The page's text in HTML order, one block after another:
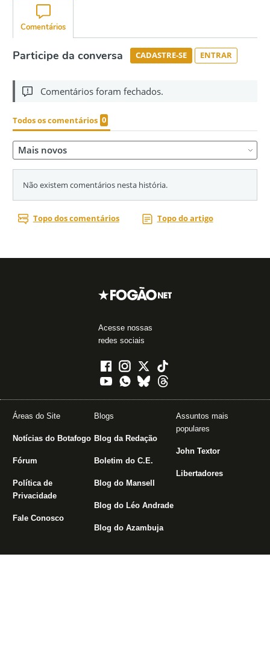
Acesse nossas
redes sociais
Áreas do Site
Notícias do Botafogo
Fórum
Política de
Privacidade
Fale Conosco
Blogs
Blog da Redação
Boletim do C.E.
Blog do Mansell
Blog do Léo Andrade
Blog do Azambuja
Assuntos mais
populares
John Textor
Libertadores